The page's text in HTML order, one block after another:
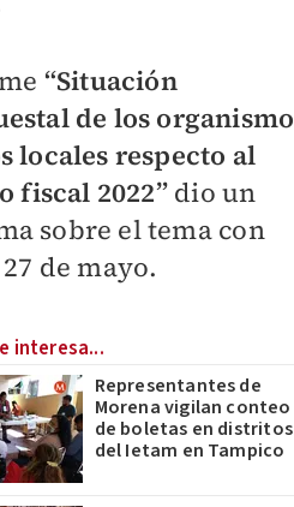
“Situación
de los
locales respecto al
fiscal 2022”dio un
sobre el tema con
de mayo.
interesa...
Representantes de
Morena vigilan conteo
de boletas en distritos
del Ietam en Tampico